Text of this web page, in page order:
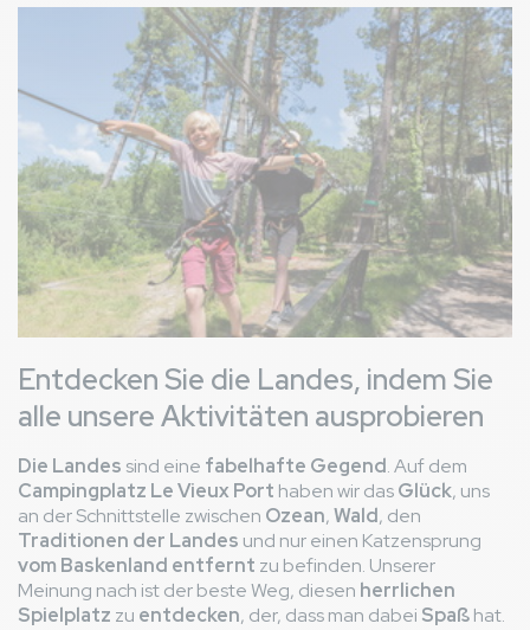
Entdecken Sie die Landes, indem Sie
alle unsere Aktivitäten ausprobieren
Die Landes sind eine fabelhafte Gegend. Auf dem
Campingplatz Le Vieux Port haben wir dasGlück, uns
an der Schnittstelle zwischen Ozean,Wald, den
Traditionen der Landes und nur einen Katzensprung
vom Baskenland entfernt zu befinden. Unserer
Meinung nach ist der beste Weg, diesen herrlichen
Spielplatz zu entdecken, der, dass man dabei Spaßhat.